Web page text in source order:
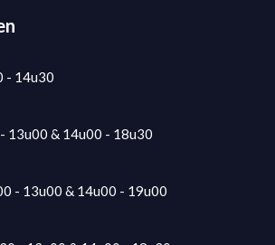
- 14u30
13u00 & 14u00 - 18u30
- 13u00 & 14u00 - 19u00